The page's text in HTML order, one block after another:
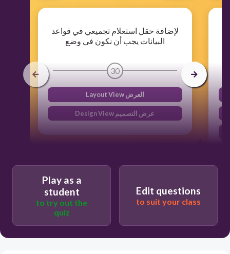
لإضافة حقل استعلام تجميعي في قواعد
البيانات يجب أن نكون في وضع
30
Layout View العرض
Design View عرض التصميم
Play as a
student
to try out the
quiz
Edit questions
to suit your class